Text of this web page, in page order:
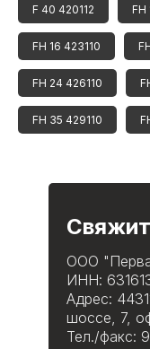
F 40 420112 FH
FH 16 423110
FH 24 426110
FH 35 429110
ООО
ИНН:
Адрес:
шоссе, 7,
Тел./факс: